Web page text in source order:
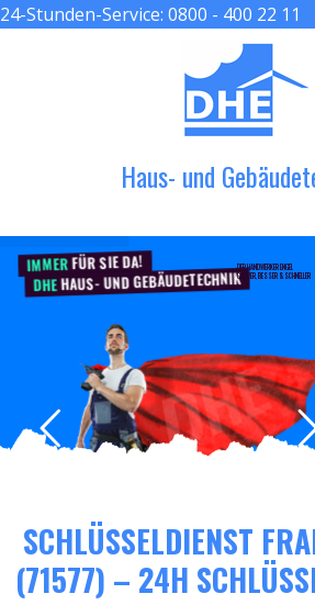
24-Stunden-Service: 0800 - 400 22 11
Haus- und
IMMERFÜR SIE DA!
DHEHAUS- UND GEBÄUDETECHNIK
DER HANDWERKER ENGEL
GRÖßER, BESSER & SCHNELLER
SCHLÜSSELDIENST
(71577) – 24H